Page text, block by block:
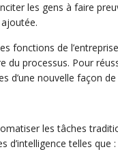
les gens à faire
de
processus. Pour
d’une nouvelle façon
les tâches
d’intelligence telles que :